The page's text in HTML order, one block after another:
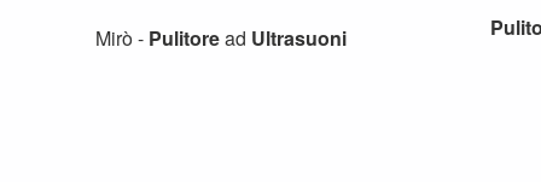
Mirò - Pulitoread Ultrasuoni